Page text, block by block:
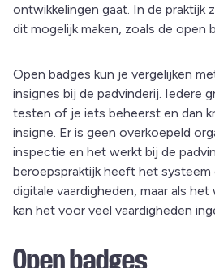
ontwikkelingen gaat. In de praktijk
dit mogelijk maken, zoals de open
Open badges kun je vergelijken
insignes bij de padvinderij. Iedere
testen of je iets beheerst en dan
insigne. Er is geen overkoepeld
inspectie en het werkt bij de
beroepspraktijk heeft het
digitale vaardigheden, maar als het
kan het voor veel vaardigheden
Open badges